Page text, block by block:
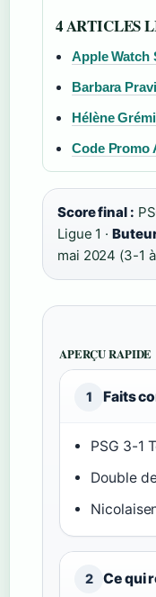
4 ARTICLES
Apple Watch
Barbara
Hélène
Code Promo
Score final :
Ligue 1 ·
mai 2024 (3-1
APERÇU RAPIDE
1 Faits
PSG 3-1
Double
2 Ce qui